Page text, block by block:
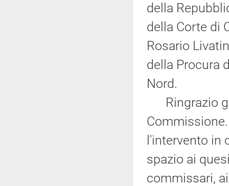
della
della Corte di
Rosario
della Procura
Nord.
Ringrazio
l'intervento in
spazio ai
commissari,